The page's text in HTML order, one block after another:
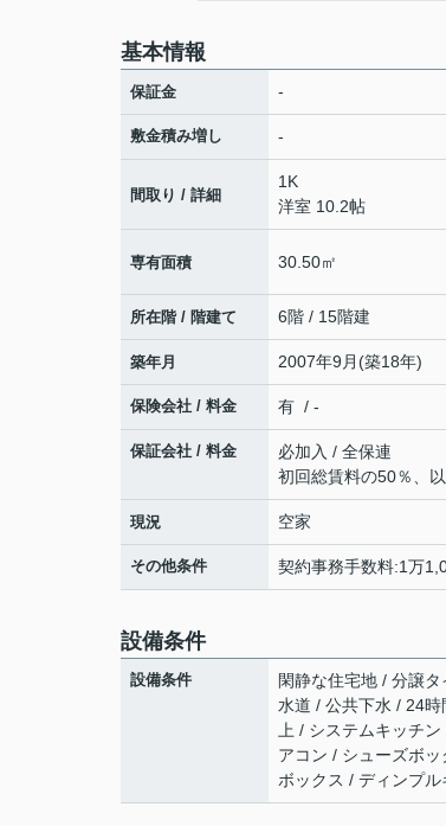
基本情報
保証金 -
敷金積み増し -
間取り / 詳細
1K
洋室 10.2帖
専有面積 30.50㎡
所在階 / 階建て 6階 / 15階建
築年月 2007年9月(築18年)
保険会社 / 料金 有 / -
保証会社 / 料金
必加入 / 全保連
初回総賃料の50％、
現況 空家
その他条件 契約事務手数料:1万
設備条件
設備条件
閑静な住宅地 / 分譲
水道 / 公共下水 / 24
上 / システムキッチ
アコン / シューズボ
ボックス / ディンプ